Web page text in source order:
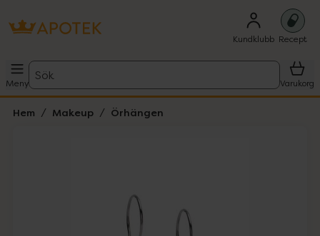
Kundklubb Recept
Meny
Sök
Varukorg
Hem Makeup Örhängen